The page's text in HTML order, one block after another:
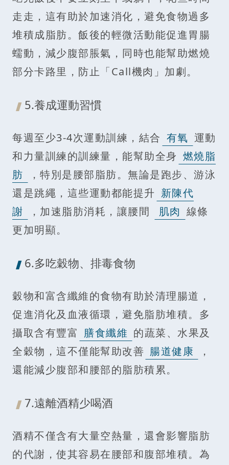
走走，這有助於加速消化，避免食物過多
堆積成脂肪。飯後的輕微活動能促進胃腸
蠕動，減少腹部脹氣，同時也能幫助燃燒
部分卡路里，防止「Call機肉」加劇。
5.養成運動習慣
每週至少3-4次運動訓練，結合 有氧 運動
和力量訓練的訓練量，能幫助全身 燃燒脂
肪
，特別是腰部脂肪。無論是跑步、游泳
還是跳繩，這些運動都能提升 新陳代
謝
，加速脂肪消耗，讓腰間 肌肉 線條
更加明顯。
6.多吃穀物、排毒食物
穀物和富含纖維的食物有助於清理腸道，
促進消化及血液循環，避免脂肪堆積。多
攝取含有豐富 膳食纖維 的蔬菜、水果及
全穀物，這不僅能幫助改善 腸道健康
，
還能減少腹部和腰部的脂肪積累。
7.遠離酒精少喝酒
酒精不僅含有大量空熱量，還會影響脂肪
的代謝，使其容易在腰部和腹部堆積。為